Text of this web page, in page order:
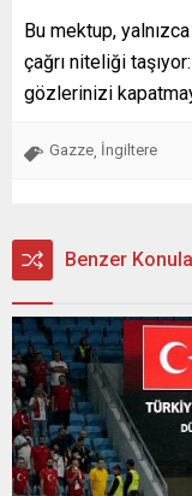
Bu mektup,
çağrı niteliği
gözlerinizi
Gazze İngiltere
Benzer